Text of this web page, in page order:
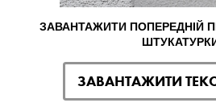
ЗАВАНТАЖИТИ ПОПЕРЕДНІЙ
ЗАВАНТАЖИТИ